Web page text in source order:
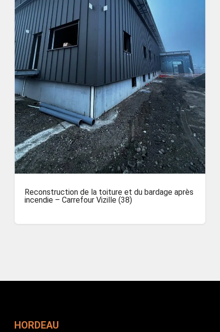
Reconstruction de la toiture et du bardage après
incendie – Carrefour Vizille (38)
HORDEAU